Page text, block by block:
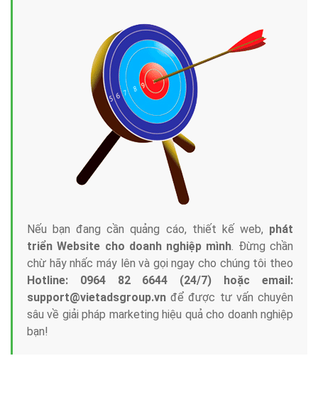
Nếu bạn đang cần quảng cáo, thiết kế web, phát
triển Website cho doanh nghiệp mình. Đừng chần
chừ hãy nhấc máy lên và gọi ngay cho chúng tôi theo
Hotline: 0964 82 6644 (24/7) hoặc email:
support@vietadsgroup.vn để được tư vấn chuyên
sâu về giải pháp marketing hiệu quả cho doanh nghiệp
bạn!